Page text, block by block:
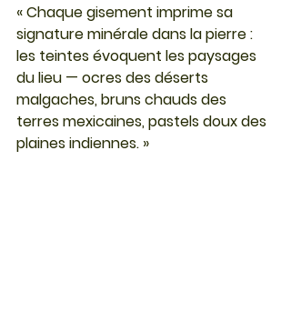
« Chaque gisement imprime sa
signature minérale dans la pierre :
les teintes évoquent les paysages
du lieu — ocres des déserts
malgaches, bruns chauds des
terres mexicaines, pastels doux des
plaines indiennes. »